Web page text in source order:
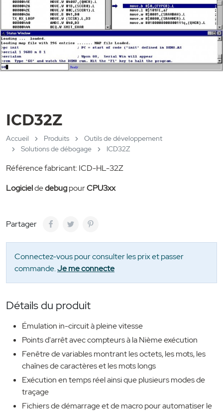
ICD32Z
Accueil Produits
Outils de développement
Solutions de débogage
ICD32Z
Référence fabricant: ICD-HL-32Z
LogicieldedebugpourCPU3xx
Partager
Connectez-vous pour consulter les prix et passer
commande.Je me connecte
Détails du produit
Émulation in-circuit à pleine vitesse
Points d'arrêt avec compteurs à la Nième exécution
Fenêtre de variables montrant les octets, les mots, les
chaînes de caractères et les mots longs
Exécution en temps réel ainsi que plusieurs modes de
traçage
Fichiers de démarrage et de macro pour automatiser le